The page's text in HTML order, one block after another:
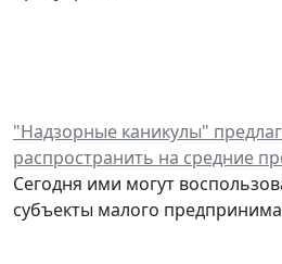
"Надзорные каникулы"
распространить на средние
Сегодня ими могут
субъекты малого